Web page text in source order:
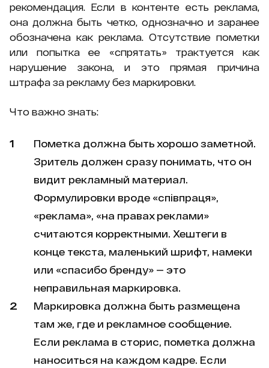
рекомендация. Если в контенте есть реклама,
она должна быть четко, однозначно и заранее
обозначена как реклама. Отсутствие пометки
или попытка ее «спрятать» трактуется как
нарушение закона, и это прямая причина
штрафа за рекламу без маркировки.
Что важно знать:
Пометка должна быть хорошо заметной.
Зритель должен сразу понимать, что он
видит рекламный материал.
Формулировки вроде «співпраця»,
«реклама», «на правах реклами»
считаются корректными. Хештеги в
конце текста, маленький шрифт, намеки
или «спасибо бренду» — это
неправильная маркировка.
Маркировка должна быть размещена
там же, где и рекламное сообщение.
Если реклама в сторис, пометка должна
наноситься на каждом кадре. Если